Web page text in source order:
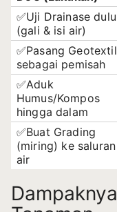
✅Uji Drainase dulu
(gali & isi air)
✅Pasang
sebagai pemisah
✅Aduk
Humus/Kompos
hingga dalam
✅Buat Grading
(miring) ke saluran
air